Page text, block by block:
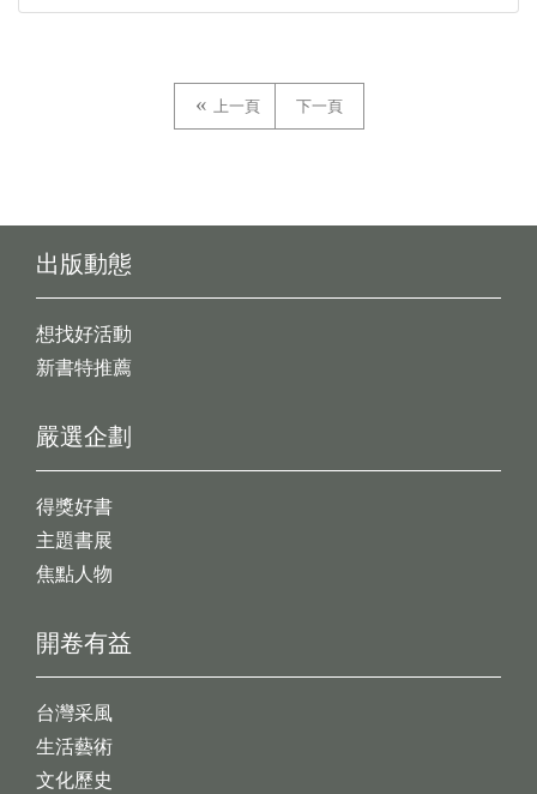
上一頁 下一頁
出版動態
想找好活動
新書特推薦
開卷有益
台灣采風
生活藝術
文化歷史
嚴選企劃
得獎好書
主題書展
焦點人物